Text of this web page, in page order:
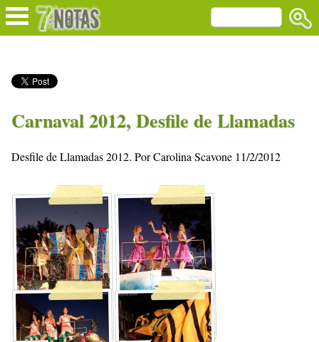
Carnaval 2012, Desfile de Llamadas
Desfile de Llamadas 2012. Por Carolina Scavone 11/2/2012